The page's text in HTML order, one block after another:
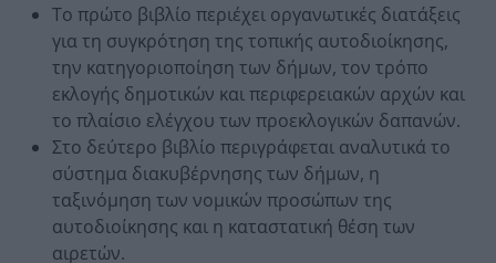
Το πρώτο βιβλίο περιέχει οργανωτικές διατάξεις
για τη συγκρότηση της τοπικής αυτοδιοίκησης,
την κατηγοριοποίηση των δήμων, τον τρόπο
εκλογής δημοτικών και περιφερειακών αρχών και
το πλαίσιο ελέγχου των προεκλογικών δαπανών.
Στο δεύτερο βιβλίο περιγράφεται αναλυτικά το
σύστημα διακυβέρνησης των δήμων, η
ταξινόμηση των νομικών προσώπων της
αυτοδιοίκησης και η καταστατική θέση των
αιρετών.